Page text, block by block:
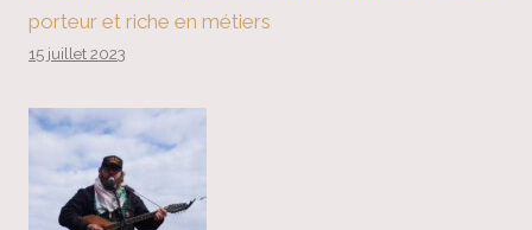
porteur et riche en métiers
15 juillet 2023